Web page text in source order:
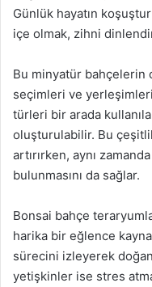
Günlük hayatın
içe olmak, zihni
Bu minyatür bahçelerin
seçimleri ve
türleri bir arada
oluşturulabilir. Bu
artırırken, aynı
bulunmasını da sağlar.
Bonsai bahçe
harika bir eğlence
sürecini izleyerek
yetişkinler ise stres